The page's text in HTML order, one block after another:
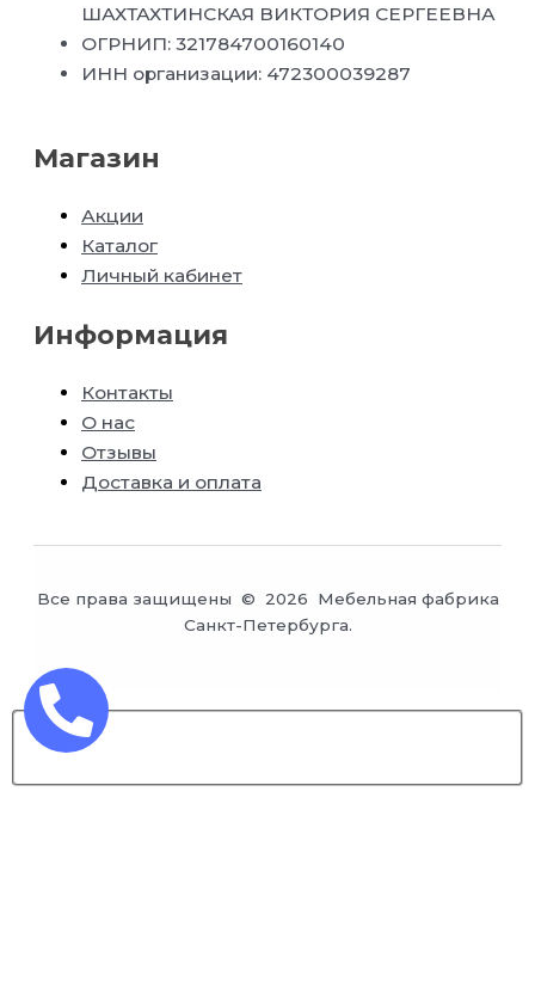
ШАХТАХТИНСКАЯ ВИКТОРИЯ СЕРГЕЕВНА
ОГРНИП: 321784700160140
ИНН организации: 472300039287
Магазин
Акции
Каталог
Личный кабинет
Информация
Контакты
О нас
Отзывы
Доставка и оплата
Все права защищены © 2026 Мебельная фабрика
Санкт-Петербурга.